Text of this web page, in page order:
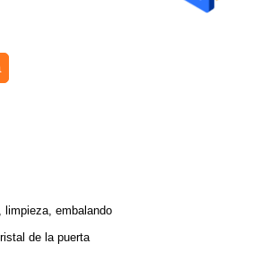
limpieza, embalando
de la puerta